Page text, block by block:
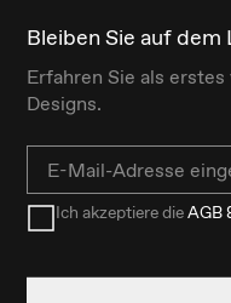
Bleiben Sie auf dem
Erfahren Sie als erstes
Designs.
Email
Ich akzeptiere dieAGB